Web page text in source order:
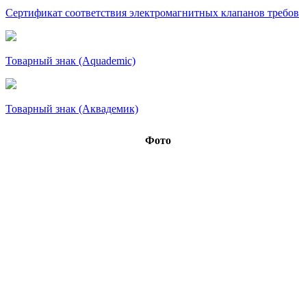
Сертификат соответствия электромагнитных клапанов
Товарный знак (Aquademic)
Товарный знак (Аквадемик)
Фото